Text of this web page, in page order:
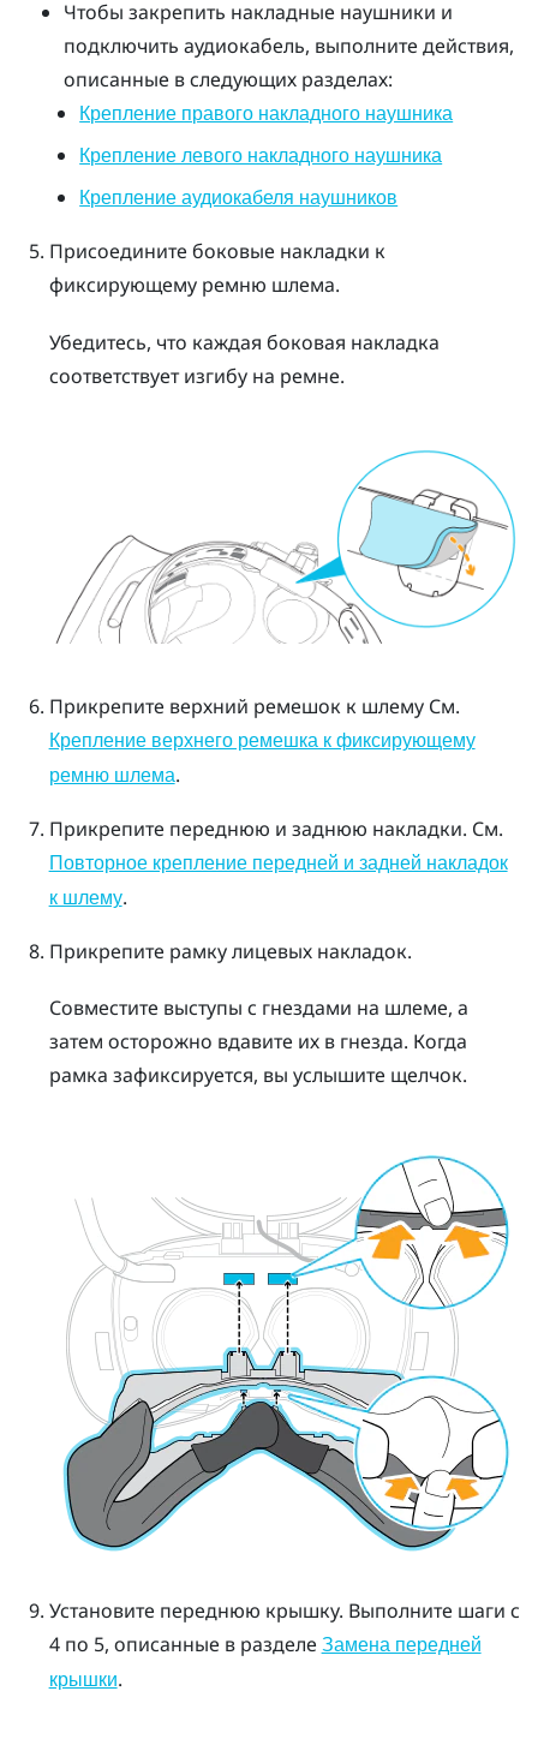
Чтобы закрепить накладные наушники и
подключить аудиокабель, выполните действия,
описанные в следующих разделах:
Крепление правого накладного наушника
Крепление левого накладного наушника
Крепление аудиокабеля наушников
Присоедините боковые накладки к
фиксирующему ремню шлема.
Убедитесь, что каждая боковая накладка
соответствует изгибу на ремне.
Прикрепите верхний ремешок к шлему См.
Крепление верхнего ремешка к фиксирующему
ремню шлема.
Прикрепите переднюю и заднюю накладки. См.
Повторное крепление передней и задней накладок
к шлему.
Прикрепите рамку лицевых накладок.
Совместите выступы с гнездами на шлеме, а
затем осторожно вдавите их в гнезда. Когда
рамка зафиксируется, вы услышите щелчок.
Установите переднюю крышку. Выполните шаги с
4 по 5, описанные в разделе Замена передней
крышки.